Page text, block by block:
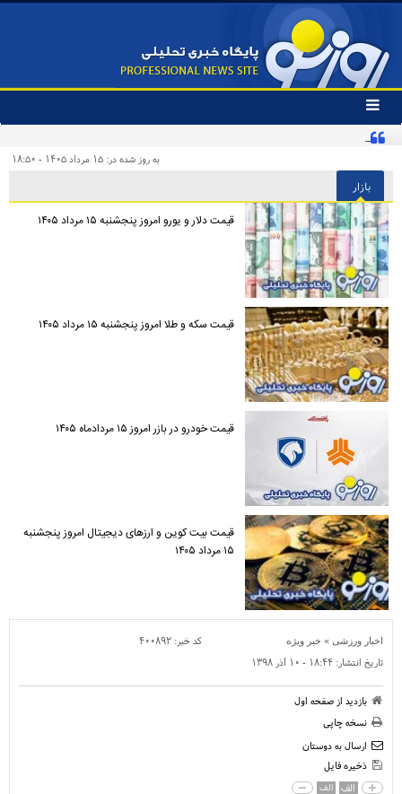
تغییر
وضعیت
منوی
ها
به روز شده در: ۱۵ مرداد ۱۴۰۵ - ۱۸:۵۰
بازار
قیمت دلار و یورو امروز پنجشنبه ۱۵ مرداد ۱۴۰۵
قیمت سکه و طلا امروز پنجشنبه ۱۵ مرداد ۱۴۰۵
قیمت خودرو در بازر امروز ۱۵ مردادماه ۱۴۰۵
قیمت بیت کوین و ارز‌های دیجیتال امروز پنجشنبه
۱۵ مرداد ۱۴۰۵
اخبار ورزشی » خبر ویژه کد خبر: ۴۰۰۸۹۲
تاریخ انتشار: ۱۸:۴۴ - ۱۰ آذر ۱۳۹۸
بازدید از صفحه اول
نسخه چاپی
ارسال به دوستان
ذخیره فایل
الف الف